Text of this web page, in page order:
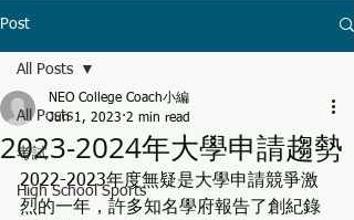
Post
All Posts
考試
High School Sports
All Posts
2023-2024年大學申請趨勢
NEO College Coach小編
Jun 1, 2023 2 min read
2022-2023年度無疑是大學申請競爭激
烈的一年，許多知名學府報告了創紀錄